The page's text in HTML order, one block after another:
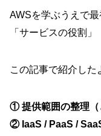
AWSを学ぶうえで
「サービスの役割
この記事で紹介した
① 提供範囲の整理（
② IaaS / PaaS /